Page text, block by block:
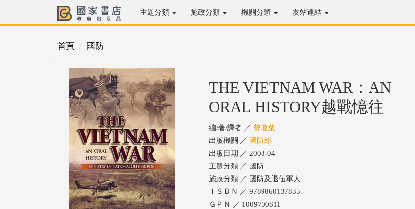
主題分類 施政分類 機關分類 友站連結
首頁 國防
THE VIETNAM WAR：AN
ORAL HISTORY越戰憶往
編/著/譯者 ／ 曾瓊葉
出版機關 ／ 國防部
出版日期 ／ 2008-04
主題分類 ／ 國防
施政分類 ／ 國防及退伍軍人
ＩＳＢＮ ／ 9789860137835
ＧＰＮ ／ 1009700811